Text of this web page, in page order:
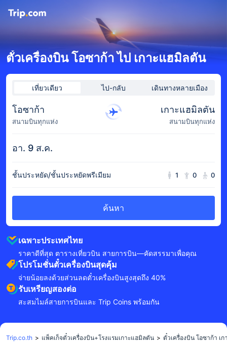
ตั๋วเครื่องบิน โอซาก้า ไป เกาะแฮมิลตัน
เที่ยวเดียว ไป-กลับ เดินทางหลายเมือง
โอซาก้า
สนามบินทุกแห่ง
เกาะแฮมิลตัน
สนามบินทุกแห่ง
อา. 9 ส.ค.
ชั้นประหยัด/ชั้นประหยัดพรีเมียม 1 0 0
ค้นหา
เฉพาะประเทศไทย
ราคาดีที่สุด ตารางเที่ยวบิน สายการบิน—คัดสรรมาเพื่อคุณ
โปรโมชั่นตั๋วเครื่องบินสุดคุ้ม
จ่ายน้อยลงด้วยส่วนลดตั๋วเครื่องบินสูงสุดถึง 40%
รับเหรียญสองต่อ
สะสมไมล์สายการบินและ Trip Coins พร้อมกัน
Trip.co.th > แพ็คเก็จตั๋วเครื่องบิน+โรงแรมเกาะแฮมิลตัน > ตั๋วเครื่องบิน โอซาก้า เ